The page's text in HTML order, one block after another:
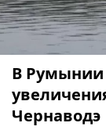
В Румынии
Чернаводэ